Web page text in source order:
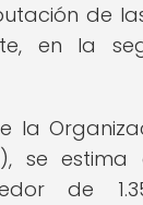
de
en la
la
se
de